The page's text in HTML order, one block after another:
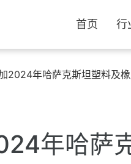
首页 行
2024年哈萨克斯坦塑料及
年哈萨